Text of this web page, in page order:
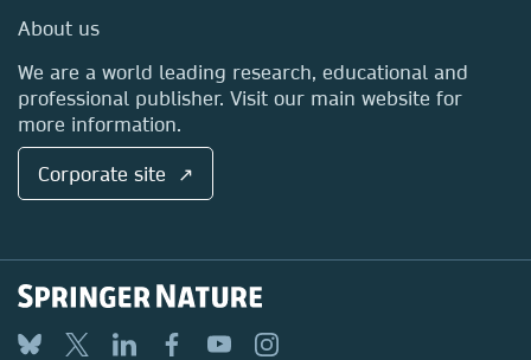
Media Centre
Locations & Contact
About us
We are a world leading research, educational and
professional publisher. Visit our main website for
more information.
Corporate site ↗